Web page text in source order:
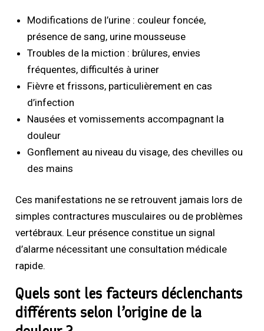
Modifications de l’urine : couleur foncée,
présence de sang, urine mousseuse
Troubles de la miction : brûlures, envies
fréquentes, difficultés à uriner
Fièvre et frissons, particulièrement en cas
d’infection
Nausées et vomissements accompagnant la
douleur
Gonflement au niveau du visage, des chevilles ou
des mains
Ces manifestations ne se retrouvent jamais lors de
simples contractures musculaires ou de problèmes
vertébraux. Leur présence constitue un signal
d’alarme nécessitant une consultation médicale
rapide.
Quels sont les facteurs déclenchants
différents selon l’origine de la